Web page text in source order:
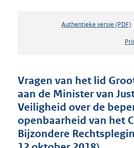
Authentieke versie (PDF)b
s
n
d
s
g
r
o
Vragen van het lid
aan de Minister van
Veiligheid over de
openbaarheid van het
Bijzondere